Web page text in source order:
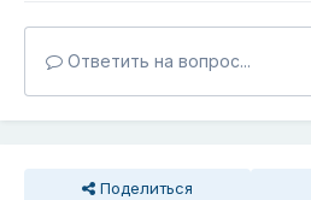
Ответить на вопрос...
Поделиться